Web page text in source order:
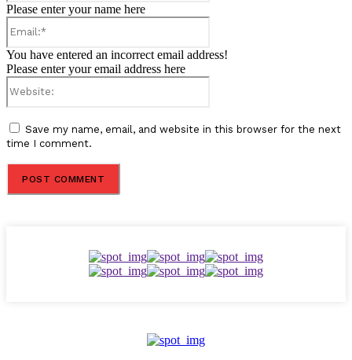
Please enter your name here
You have entered an incorrect email address!
Please enter your email address here
Save my name, email, and website in this browser for the next
time I comment.